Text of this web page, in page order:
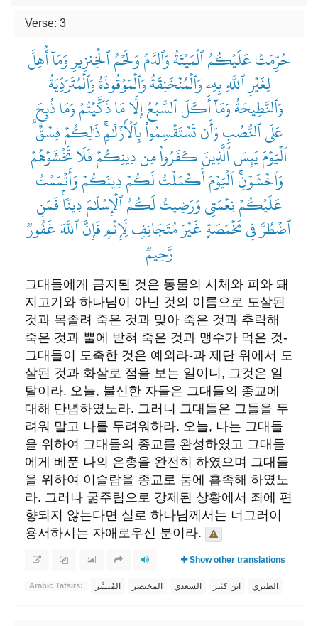
Verse: 3
حُرِّمَتۡ عَلَيۡكُمُ ٱلۡمَيۡتَةُ وَٱلدَّمُ وَلَحۡمُ ٱلۡخِنزِيرِ وَمَآ أُهِلَّ
لِغَيۡرِ ٱللَّهِ بِهِۦ وَٱلۡمُنۡخَنِقَةُ وَٱلۡمَوۡقُوذَةُ وَٱلۡمُتَرَدِّيَةُ
وَٱلنَّطِيحَةُ وَمَآ أَكَلَ ٱلسَّبُعُ إِلَّا مَا ذَكَّيۡتُمۡ وَمَا ذُبِحَ
عَلَى ٱلنُّصُبِ وَأَن تَسۡتَقۡسِمُواْ بِٱلۡأَزۡلَٰمِۚ ذَٰلِكُمۡ فِسۡقٌۗ
ٱلۡيَوۡمَ يَئِسَ ٱلَّذِينَ كَفَرُواْ مِن دِينِكُمۡ فَلَا تَخۡشَوۡهُمۡ
وَٱخۡشَوۡنِۚ ٱلۡيَوۡمَ أَكۡمَلۡتُ لَكُمۡ دِينَكُمۡ وَأَتۡمَمۡتُ
عَلَيۡكُمۡ نِعۡمَتِي وَرَضِيتُ لَكُمُ ٱلۡإِسۡلَٰمَ دِينٗاۚ فَمَنِ
ٱضۡطُرَّ فِي مَخۡمَصَةٍ غَيۡرَ مُتَجَانِفٖ لِّإِثۡمٖ فَإِنَّ ٱللَّهَ غَفُورٞ
رَّحِيمٞ
그대들에게 금지된 것은 동물의 시체와 피와 돼
지고기와 하나님이 아닌 것의 이름으로 도살된
것과 목졸려 죽은 것과 맞아 죽은 것과 추락해
죽은 것과 뿔에 받혀 죽은 것과 맹수가 먹은 것-
그대들이 도축한 것은 예외라-과 제단 위에서 도
살된 것과 화살로 점을 보는 일이니, 그것은 일
탈이라. 오늘, 불신한 자들은 그대들의 종교에
대해 단념하였노라. 그러니 그대들은 그들을 두
려워 말고 나를 두려워하라. 오늘, 나는 그대들
을 위하여 그대들의 종교를 완성하였고 그대들
에게 베푼 나의 은총을 완전히 하였으며 그대들
을 위하여 이슬람을 종교로 둠에 흡족해 하였노
라. 그러나 굶주림으로 강제된 상황에서 죄에 편
향되지 않는다면 실로 하나님께서는 너그러이
용서하시는 자애로우신 분이라.
Show other translations
Arabic Tafsirs: المُيسَّر المختصر السعدي ابن كثير الطبري